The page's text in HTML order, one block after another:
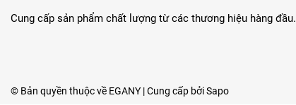
Cung cấp sản phẩm chất lượng từ các thương hiệu hàng đầu.
© Bản quyền thuộc về EGANY | Cung cấp bởiSapo